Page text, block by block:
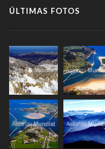
ÚLTIMAS FOTOS